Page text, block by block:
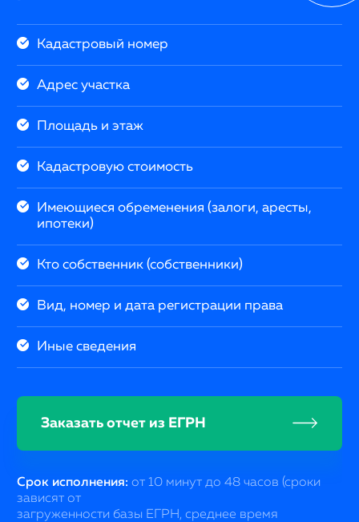
Кадастровый номер
Адрес участка
Площадь и этаж
Кадастровую стоимость
Имеющиеся обременения (залоги, аресты,
ипотеки)
Кто собственник (собственники)
Вид, номер и дата регистрации права
Иные сведения
Заказать отчет из ЕГРН
Срок исполнения: от 10 минут до 48 часов (сроки
зависят от
загруженности базы ЕГРН, среднее время